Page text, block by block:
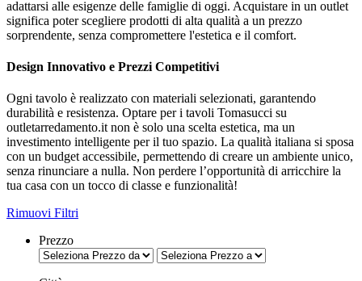
adattarsi alle esigenze delle famiglie di oggi. Acquistare in un outlet
significa poter scegliere prodotti di alta qualità a un prezzo
sorprendente, senza compromettere l'estetica e il comfort.
Design Innovativo e Prezzi Competitivi
Ogni tavolo è realizzato con materiali selezionati, garantendo
durabilità e resistenza. Optare per i tavoli Tomasucci su
outletarredamento.it non è solo una scelta estetica, ma un
investimento intelligente per il tuo spazio. La qualità italiana si sposa
con un budget accessibile, permettendo di creare un ambiente unico,
senza rinunciare a nulla. Non perdere l’opportunità di arricchire la
tua casa con un tocco di classe e funzionalità!
Rimuovi Filtri
Prezzo